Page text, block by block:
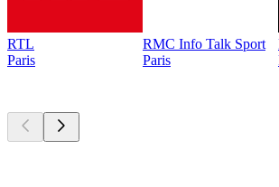
RTL
Paris
RMC Info Talk Sport
Paris